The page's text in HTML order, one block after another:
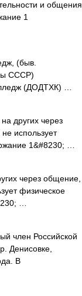
и общения
1
(быв.
СССР)
(ДОДТХК) …
других через
использует
1&#8230; …
через общение,
физическое
…
член Российской
Денисовке,
В